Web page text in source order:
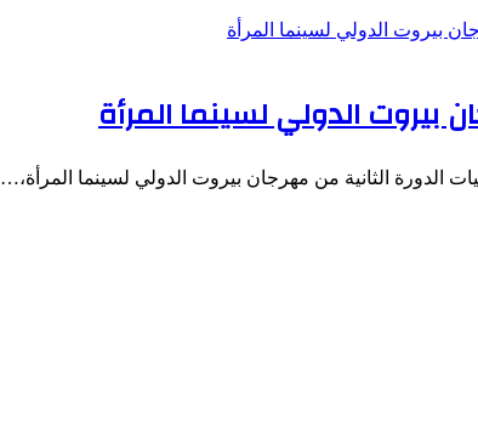
الدولي لسينما المرأة
الثانية من مهرجان بيروت الدولي لسينما المرأة،…